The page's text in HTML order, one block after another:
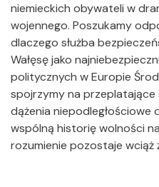
niemieckich obywateli w
wojennego. Poszukamy
dlaczego służba
Wałęsę jako
politycznych w Europie
spojrzymy na
dążenia niepodległościowe
wspólną historię wolności
rozumienie pozostaje wciąż